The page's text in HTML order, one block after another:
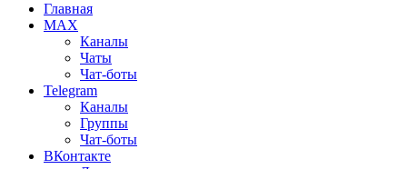
Главная
MAX
Каналы
Чаты
Чат-боты
Telegram
Каналы
Группы
Чат-боты
ВКонтакте